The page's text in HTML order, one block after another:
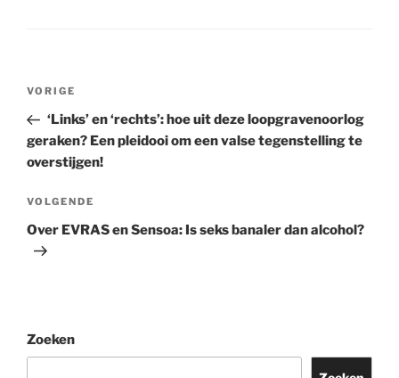
Berichtnavigatie
Vorig
bericht
VORIGE
‘Links’ en ‘rechts’: hoe uit deze loopgravenoorlog
geraken? Een pleidooi om een valse tegenstelling te
overstijgen!
Volgend
bericht
VOLGENDE
Over EVRAS en Sensoa: Is seks banaler dan alcohol?
Zoeken